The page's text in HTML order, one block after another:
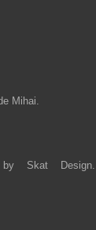
Mihai.
by Skat Design.